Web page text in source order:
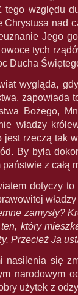
względu
nad
Jego
tych
Ducha
wygląda,
Bożego,
władzy
jest rzeczą tak
By była
z całą
dotyczy
zamysły?
który
Przecież Ja
nasilenia się
narodowym
użytek z